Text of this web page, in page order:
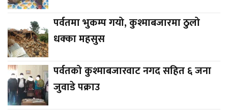
पर्वतमा भुकम्प गयो, कुश्माबजारमा ठुलो
धक्का महसुस
पर्वतको कुश्माबजारवाट नगद सहित ६ जना
जुवाडे पक्राउ